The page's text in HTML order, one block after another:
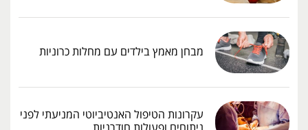
מבחן מאמץ בילדים עם מחלות כרוניות
עקרונות הטיפול האנטיביוטי המניעתי לפני